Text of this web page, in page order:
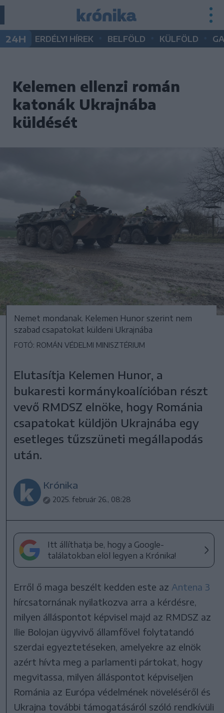
24H ERDÉLYI HÍREK BELFÖLD KÜLFÖLD
Kelemen ellenzi román
katonák Ukrajnába
küldését
Nemet mondanak. Kelemen Hunor szerint nem
szabad csapatokat küldeni Ukrajnába
FOTÓ: ROMÁN VÉDELMI MINISZTÉRIUM
Elutasítja Kelemen Hunor, a
bukaresti kormánykoalícióban részt
vevő RMDSZ elnöke, hogy Románia
csapatokat küldjön Ukrajnába egy
esetleges tűzszüneti megállapodás
után.
Krónika
2025. február 26., 08:28
Itt állíthatja be, hogy a Google-
találatokban elöl legyen a Krónika!
Erről ő maga beszélt kedden este az Antena 3
hírcsatornának nyilatkozva arra a kérdésre,
milyen álláspontot képvisel majd az RMDSZ az
Ilie Bolojan ügyvivő államfővel folytatandó
szerdai egyeztetéseken, amelyekre az elnök
azért hívta meg a parlamenti pártokat, hogy
megvitassa, milyen álláspontot képviseljen
Románia az Európa védelmének növeléséről és
Ukrajna további támogatásáról szóló rendkívüli